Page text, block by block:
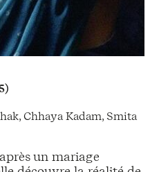
Chhaya Kadam, Smita
un mariage